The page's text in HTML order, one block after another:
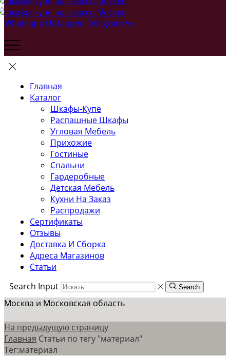
Whatsapp Untapped Telegram Vk
Главная
Каталог
Шкафы-Купе
Распашные Шкафы
Угловая Мебель
Прихожие
Гостиные
Спальни
Гардеробные
Детская Мебель
Кухни На Заказ
Распродажи
Сертификаты
Отзывы
Доставка И Сборка
Адреса Магазинов
Статьи
Search Input
Search
Москва и Московская область
На предыдущую страницу
Главная Статьи по тегу "материал"
Тег:материал